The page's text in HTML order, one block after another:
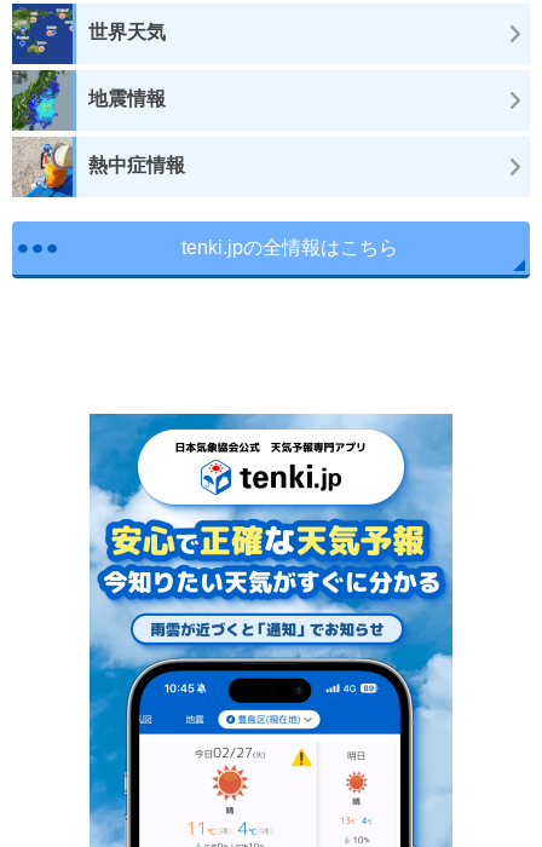
世界天気
地震情報
熱中症情報
tenki.jpの全情報はこちら